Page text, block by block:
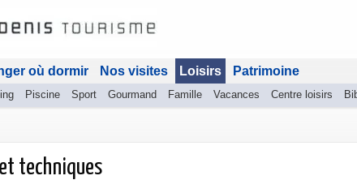
où dormir Nos visites Loisirs
Piscine Sport Gourmand Famille Vacances Centre loisirs
Patrimoine
techniques